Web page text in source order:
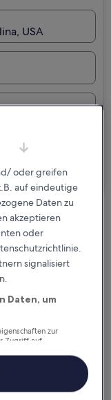
USA
Mitglieder
oder greifen
auf eindeutige
Daten zu
akzeptieren
oder
signalisiert
Daten, um
zur
Zugriff auf
von Inhalten,
von